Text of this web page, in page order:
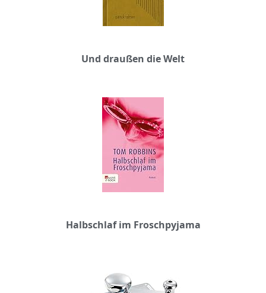
Und draußen die Welt
Halbschlaf im Froschpyjama